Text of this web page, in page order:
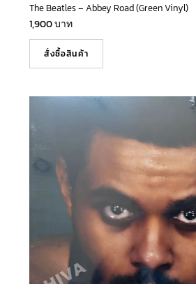
The Beatles – Abbey Road (Green Vinyl)
1,900บาท
สั่งซื้อสินค้า